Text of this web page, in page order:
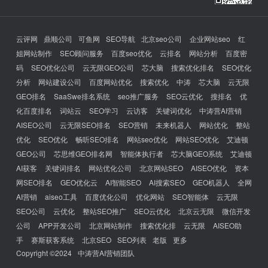
云评网 鼎顺公司 可鱼网 SEO导航 北京seo公司 企业网站seo
红
姐网站制作
SEO顾问服务 百度seo优化 云排名 网站分析
百度密
码
SEO优化公司 云无限GEO公司 芯大脑 搜索优化排名
SEO优化
分析
网站建设公司 百度网站优化 搜索优化 中涛 芯大脑
云无限
GEO排名
SaaSwe排名系统 seo推广服务 SEO云优化 搜排名
优
化百度排名
词站云 SEO学习 云访客 关键词优化
中涛营AI营销
AISEO公司
云无限SEO排名 SEO营销 未来机器人 网站优化
整站
优化
SEO优化 畅听SEO排名 网站seo优化 网站SEO优化
艾迪顿
GEO公司
芯思维GEO排名网 智能体执行者 芯大脑GEO系统
艾迪顿
AI获客
关键词排名 网站优化公司 北京网站SEO AISEO优化
资本
网SEO排名
GEO优化云 AI智能SEO AI搜索SEO GEO机器人
全网
AI营销
aiseo工具 百度优化公司 优化网站 SEO智能体
云无限
SEO公司
云优化 整站SEO推广 SEO云优化 北京云无限
微信开发
公司
APP开发公司 北京网站制作 搜索优化排 云无限
AISEO助
手
赛斯获客系统 北京SEO SEO列表 老版
更多
Copyright ©2024 中涛营AI营销团队